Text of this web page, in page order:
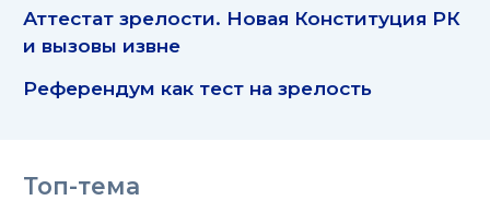
Аттестат зрелости. Новая Конституция РК
и вызовы извне
Референдум как тест на зрелость
Топ-тема